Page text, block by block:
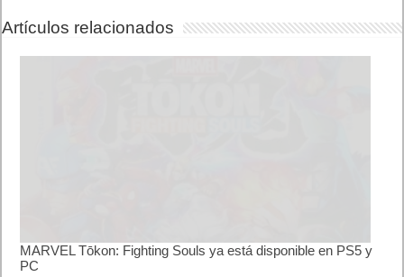
Artículos relacionados